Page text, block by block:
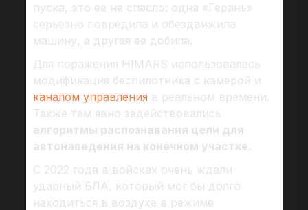
пуска, это ее не спасло: одна «Герань»
серьезно повредила и обездвижила
машину, а другая ее добила.
Для поражения HIMARS использовалась
модификация беспилотника с камерой и
каналом управления в реальном времени.
Также там явно задействовались
алгоритмы распознавания цели для
автонаведения на конечном участке.
С 2022 года в войсках очень ждали
ударный БЛА, который мог бы долго
находиться в воздухе в режиме